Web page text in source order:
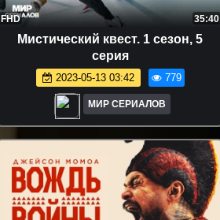
FHD 35:40
Mиcтичecкий квecт. 1 сезон, 5
серия
2023-05-13 03:42 779
МИР СЕРИАЛОВ